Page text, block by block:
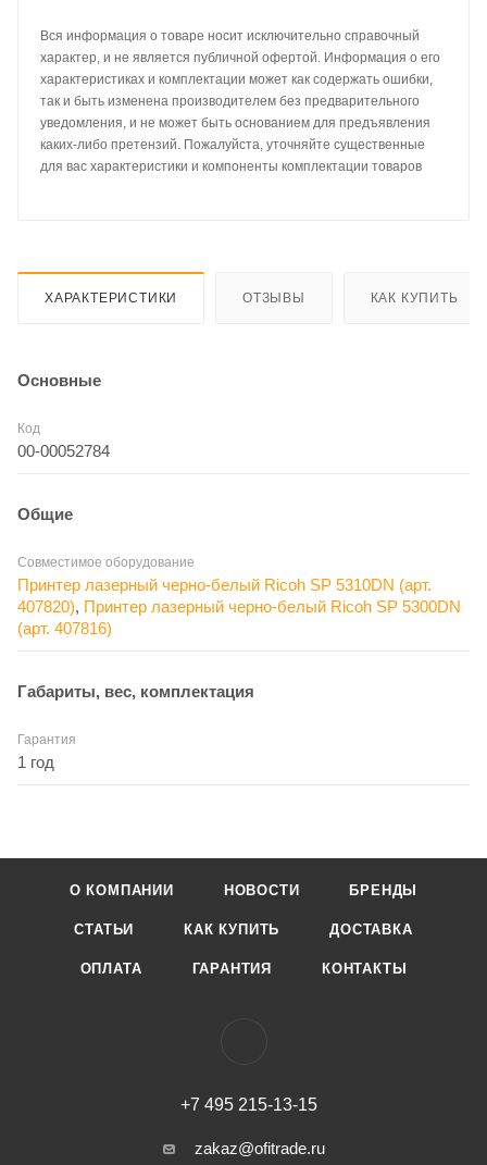
Вся информация о товаре носит исключительно справочный
характер, и не является публичной офертой. Информация о его
характеристиках и комплектации может как содержать ошибки,
так и быть изменена производителем без предварительного
уведомления, и не может быть основанием для предъявления
каких-либо претензий. Пожалуйста, уточняйте существенные
для вас характеристики и компоненты комплектации товаров
ХАРАКТЕРИСТИКИ ОТЗЫВЫ КАК КУПИТЬ
Основные
Код
00-00052784
Общие
Совместимое оборудование
Принтер лазерный черно-белый Ricoh SP 5310DN (арт.
407820), Принтер лазерный черно-белый Ricoh SP 5300DN
(арт. 407816)
Габариты, вес, комплектация
Гарантия
1 год
О КОМПАНИИ НОВОСТИ БРЕНДЫ
СТАТЬИ КАК КУПИТЬ ДОСТАВКА
ОПЛАТА ГАРАНТИЯ КОНТАКТЫ
+7 495 215-13-15
zakaz@ofitrade.ru